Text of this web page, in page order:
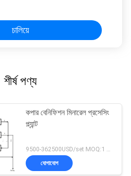
চালিয়ে
শীর্ষ পণ্য
কপার বেনিফিশন মিনারেল প্রসেসিং
প্ল্যান্ট
9500-362500USD/set MOQ:1 সেট
যোগাযোগ